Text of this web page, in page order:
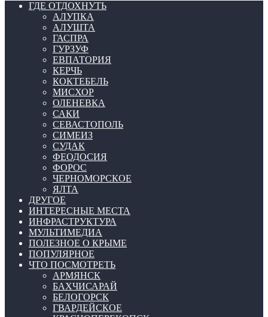
ГДЕ ОТДОХНУТЬ
АЛУПКА
АЛУШТА
ГАСПРА
ГУРЗУФ
ЕВПАТОРИЯ
КЕРЧЬ
КОКТЕБЕЛЬ
МИСХОР
ОЛЕНЕВКА
САКИ
СЕВАСТОПОЛЬ
СИМЕИЗ
СУДАК
ФЕОДОСИЯ
ФОРОС
ЧЕРНОМОРСКОЕ
ЯЛТА
ДРУГОЕ
ИНТЕРЕСНЫЕ МЕСТА
ИНФРАСТРУКТУРА
МУЛЬТИМЕДИА
ПОЛЕЗНОЕ О КРЫМЕ
ПОПУЛЯРНОЕ
ЧТО ПОСМОТРЕТЬ
АРМЯНСК
БАХЧИСАРАЙ
БЕЛОГОРСК
ГВАРДЕЙСКОЕ